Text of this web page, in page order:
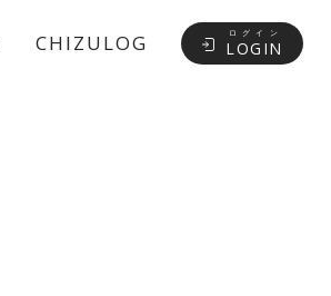
LOGIN
ログイン
CHIZULOG